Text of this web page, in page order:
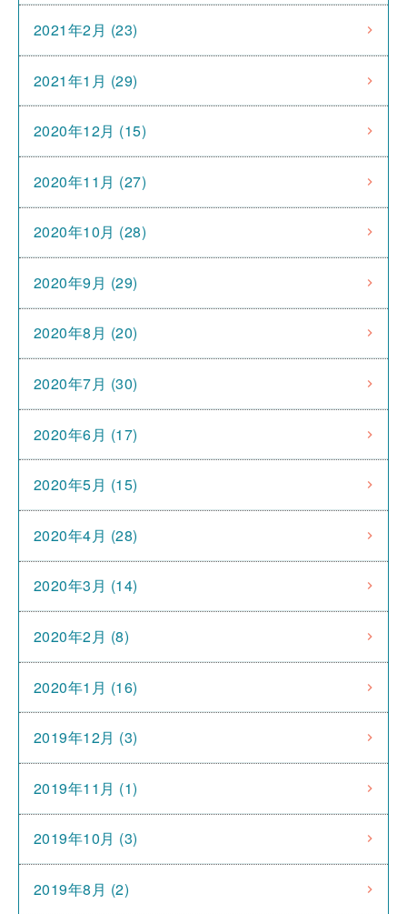
2021年2月 (23)
2021年1月 (29)
2020年12月 (15)
2020年11月 (27)
2020年10月 (28)
2020年9月 (29)
2020年8月 (20)
2020年7月 (30)
2020年6月 (17)
2020年5月 (15)
2020年4月 (28)
2020年3月 (14)
2020年2月 (8)
2020年1月 (16)
2019年12月 (3)
2019年11月 (1)
2019年10月 (3)
2019年8月 (2)